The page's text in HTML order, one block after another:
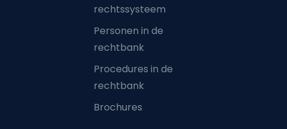
rechtssysteem
Personen in de
rechtbank
Procedures in de
rechtbank
Brochures